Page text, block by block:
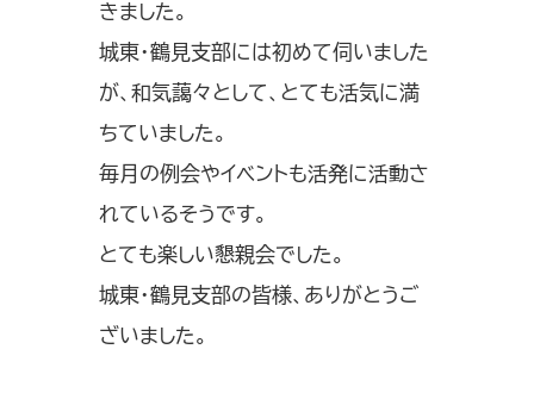
きました。
城東・鶴見支部には初めて伺いました
が、和気藹々として、とても活気に満
ちていました。
毎月の例会やイベントも活発に活動さ
れているそうです。
とても楽しい懇親会でした。
城東・鶴見支部の皆様、ありがとうご
ざいました。